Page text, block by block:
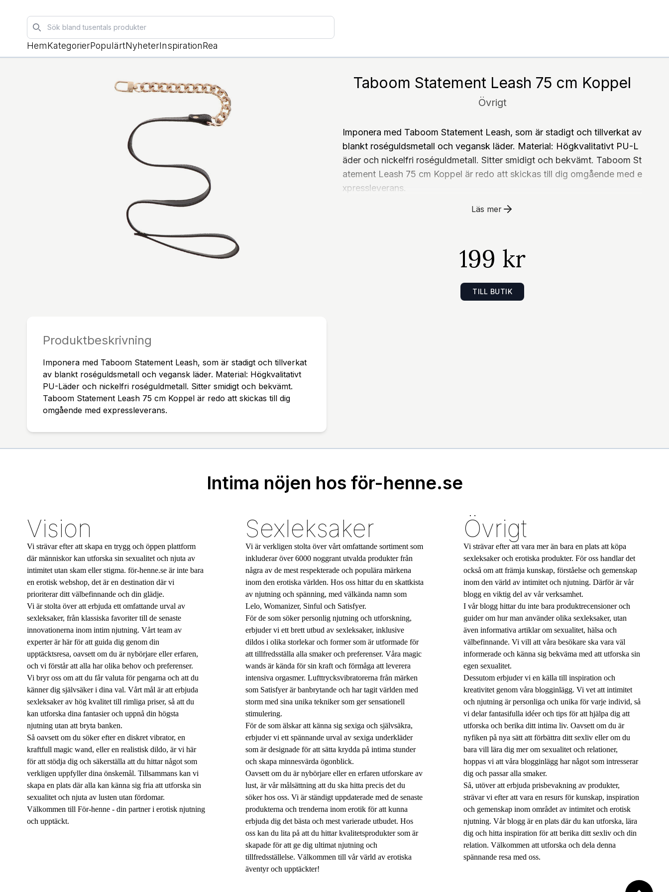
Sök
HemKategorierPopulärtNyheterInspirationRea
Taboom Statement Leash 75 cm Koppel
Övrigt
Imponera med Taboom Statement Leash, som är stadigt och tillverkat av
blankt roséguldsmetall och vegansk läder. Material: Högkvalitativt PU-L
äder och nickelfri roséguldmetall. Sitter smidigt och bekvämt. Taboom St
atement Leash 75 cm Koppel är redo att skickas till dig omgående med e
xpressleverans.
Läs mer
199 kr
TILL BUTIK
Produktbeskrivning
Imponera med Taboom Statement Leash, som är stadigt och tillverkat
av blankt roséguldsmetall och vegansk läder. Material: Högkvalitativt
PU-Läder och nickelfri roséguldmetall. Sitter smidigt och bekvämt.
Taboom Statement Leash 75 cm Koppel är redo att skickas till dig
omgående med expressleverans.
Intima nöjen hos för-henne.se
Vision
Vi strävar efter att skapa en trygg och öppen plattform
där människor kan utforska sin sexualitet och njuta av
intimitet utan skam eller stigma. för-henne.se är inte bara
en erotisk webshop, det är en destination där vi
prioriterar ditt välbefinnande och din glädje.
Vi är stolta över att erbjuda ett omfattande urval av
sexleksaker, från klassiska favoriter till de senaste
innovationerna inom intim njutning. Vårt team av
experter är här för att guida dig genom din
upptäcktsresa, oavsett om du är nybörjare eller erfaren,
och vi förstår att alla har olika behov och preferenser.
Vi bryr oss om att du får valuta för pengarna och att du
känner dig självsäker i dina val. Vårt mål är att erbjuda
sexleksaker av hög kvalitet till rimliga priser, så att du
kan utforska dina fantasier och uppnå din högsta
njutning utan att bryta banken.
Så oavsett om du söker efter en diskret vibrator, en
kraftfull magic wand, eller en realistisk dildo, är vi här
för att stödja dig och säkerställa att du hittar något som
verkligen uppfyller dina önskemål. Tillsammans kan vi
skapa en plats där alla kan känna sig fria att utforska sin
sexualitet och njuta av lusten utan fördomar.
Välkommen till För-henne - din partner i erotisk njutning
och upptäckt.
Sexleksaker
Vi är verkligen stolta över vårt omfattande sortiment som
inkluderar över 6000 noggrant utvalda produkter från
några av de mest respekterade och populära märkena
inom den erotiska världen. Hos oss hittar du en skattkista
av njutning och spänning, med välkända namn som
Lelo, Womanizer, Sinful och Satisfyer.
För de som söker personlig njutning och utforskning,
erbjuder vi ett brett utbud av sexleksaker, inklusive
dildos i olika storlekar och former som är utformade för
att tillfredsställa alla smaker och preferenser. Våra magic
wands är kända för sin kraft och förmåga att leverera
intensiva orgasmer. Lufttrycksvibratorerna från märken
som Satisfyer är banbrytande och har tagit världen med
storm med sina unika tekniker som ger sensationell
stimulering.
För de som älskar att känna sig sexiga och självsäkra,
erbjuder vi ett spännande urval av sexiga underkläder
som är designade för att sätta krydda på intima stunder
och skapa minnesvärda ögonblick.
Oavsett om du är nybörjare eller en erfaren utforskare av
lust, är vår målsättning att du ska hitta precis det du
söker hos oss. Vi är ständigt uppdaterade med de senaste
produkterna och trenderna inom erotik för att kunna
erbjuda dig det bästa och mest varierade utbudet. Hos
oss kan du lita på att du hittar kvalitetsprodukter som är
skapade för att ge dig ultimat njutning och
tillfredsställelse. Välkommen till vår värld av erotiska
äventyr och upptäckter!
Övrigt
Vi strävar efter att vara mer än bara en plats att köpa
sexleksaker och erotiska produkter. För oss handlar det
också om att främja kunskap, förståelse och gemenskap
inom den värld av intimitet och njutning. Därför är vår
blogg en viktig del av vår verksamhet.
I vår blogg hittar du inte bara produktrecensioner och
guider om hur man använder olika sexleksaker, utan
även informativa artiklar om sexualitet, hälsa och
välbefinnande. Vi vill att våra besökare ska vara väl
informerade och känna sig bekväma med att utforska sin
egen sexualitet.
Dessutom erbjuder vi en källa till inspiration och
kreativitet genom våra blogginlägg. Vi vet att intimitet
och njutning är personliga och unika för varje individ, så
vi delar fantasifulla idéer och tips för att hjälpa dig att
utforska och berika ditt intima liv. Oavsett om du är
nyfiken på nya sätt att förbättra ditt sexliv eller om du
bara vill lära dig mer om sexualitet och relationer,
hoppas vi att våra blogginlägg har något som intresserar
dig och passar alla smaker.
Så, utöver att erbjuda prisbevakning av produkter,
strävar vi efter att vara en resurs för kunskap, inspiration
och gemenskap inom området av intimitet och erotisk
njutning. Vår blogg är en plats där du kan utforska, lära
dig och hitta inspiration för att berika ditt sexliv och din
relation. Välkommen att utforska och dela denna
spännande resa med oss.